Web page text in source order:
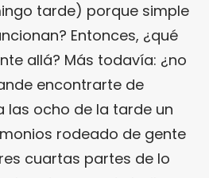
tarde) porque simple
Entonces, ¿qué
allá? Más todavía: ¿no
encontrarte de
las ocho de la tarde un
rodeado de gente
cuartas partes de lo